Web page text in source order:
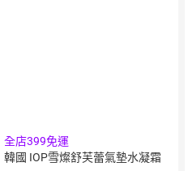
全店399免運
韓國 IOP雪燦舒芙蕾氣墊水凝霜